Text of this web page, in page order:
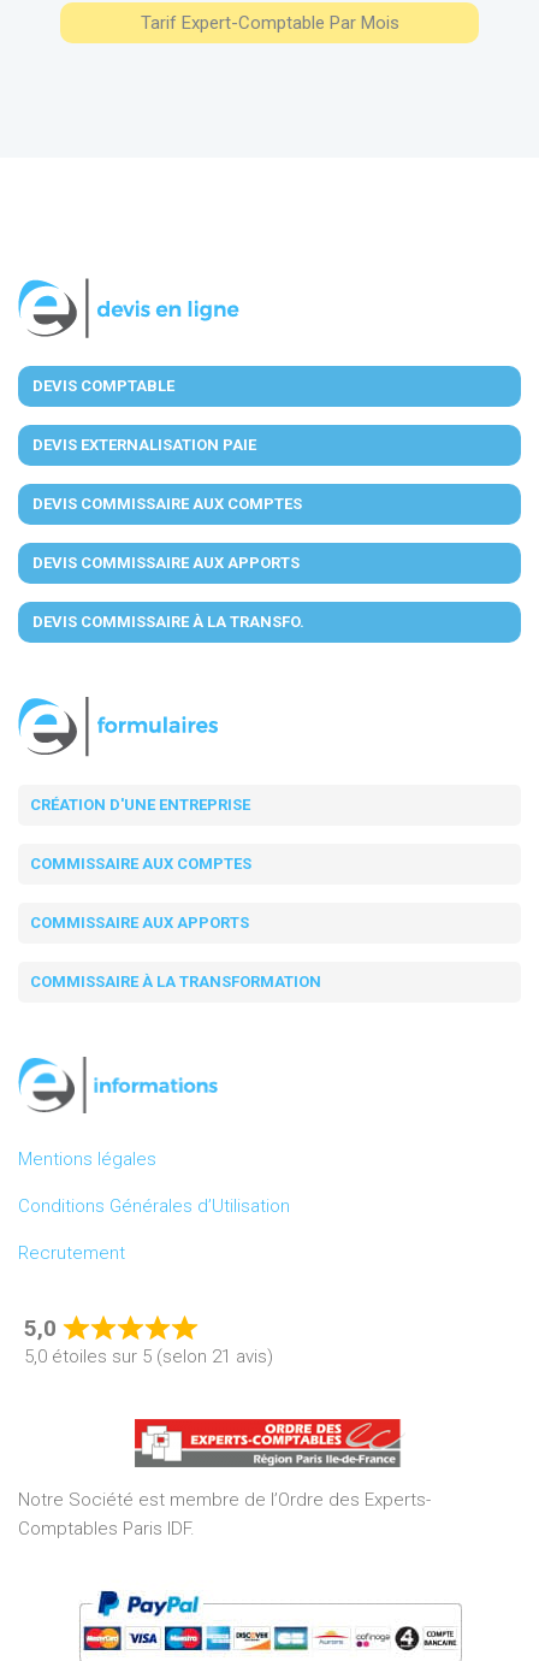
Tarif Expert-Comptable Par Mois
DEVIS COMPTABLE
DEVIS EXTERNALISATION PAIE
DEVIS COMMISSAIRE AUX COMPTES
DEVIS COMMISSAIRE AUX APPORTS
DEVIS COMMISSAIRE À LA TRANSFO.
CRÉATION D'UNE ENTREPRISE
COMMISSAIRE AUX COMPTES
COMMISSAIRE AUX APPORTS
COMMISSAIRE À LA TRANSFORMATION
Mentions légales
Conditions Générales d’Utilisation
Recrutement
5,0
Rated
of
5
5,0 étoiles sur 5 (selon 21 avis)
Notre Société est membre de l’Ordre des Experts-
Comptables Paris IDF.